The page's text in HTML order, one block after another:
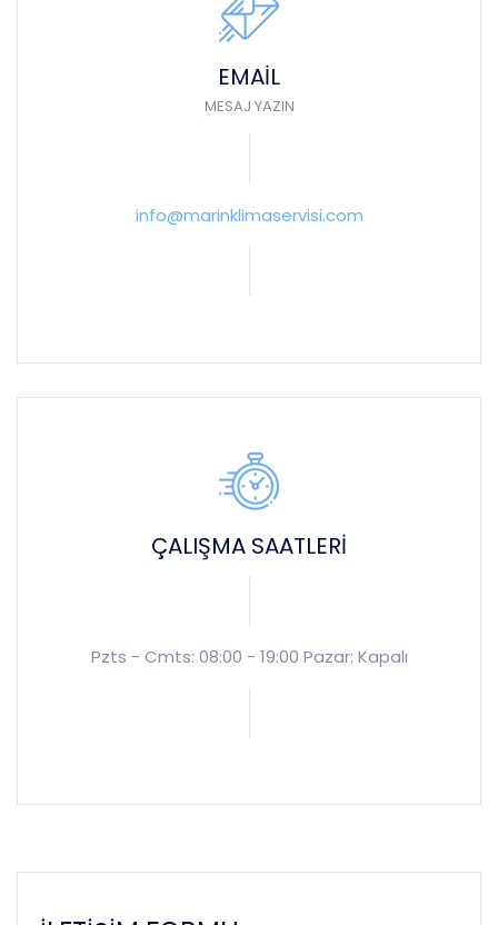
EMAIL
MESAJ YAZIN
info@marinklimaservisi.com
ÇALIŞMA SAATLERI
Pzts - Cmts: 08:00 - 19:00 Pazar: Kapalı